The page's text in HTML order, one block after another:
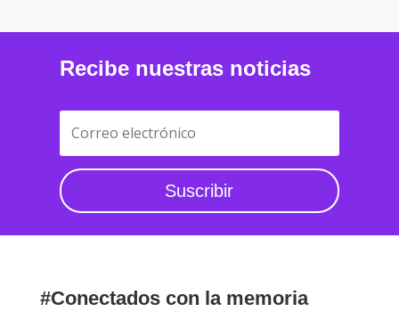
Recibe nuestras noticias
Suscribir
#Conectados con la memoria